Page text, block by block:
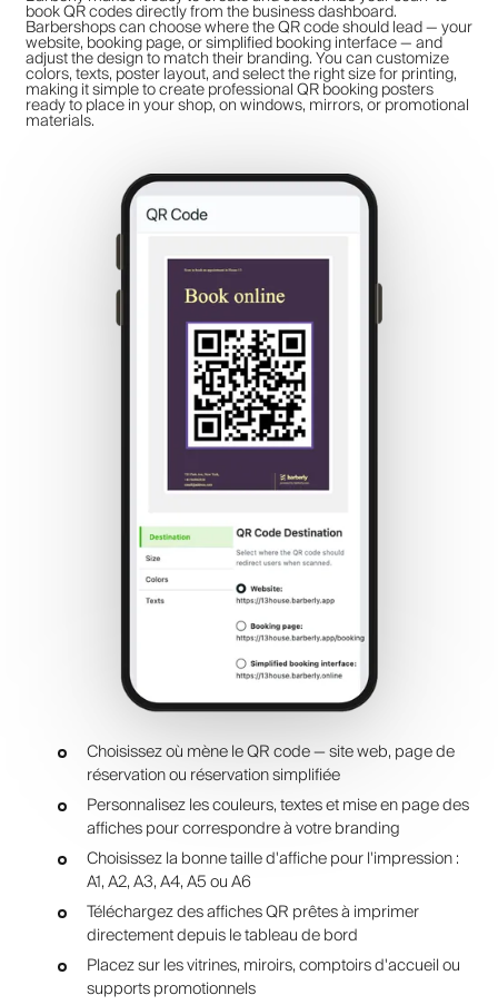
book QR codes directly from the business dashboard.
Barbershops can choose where the QR code should lead — your
website, booking page, or simplified booking interface — and
adjust the design to match their branding. You can customize
colors, texts, poster layout, and select the right size for printing,
making it simple to create professional QR booking posters
ready to place in your shop, on windows, mirrors, or promotional
materials.
Choisissez où mène le QR code — site web, page de
réservation ou réservation simplifiée
Personnalisez les couleurs, textes et mise en page des
affiches pour correspondre à votre branding
Choisissez la bonne taille d'affiche pour l'impression :
A1, A2, A3, A4, A5 ou A6
Téléchargez des affiches QR prêtes à imprimer
directement depuis le tableau de bord
Placez sur les vitrines, miroirs, comptoirs d'accueil ou
supports promotionnels